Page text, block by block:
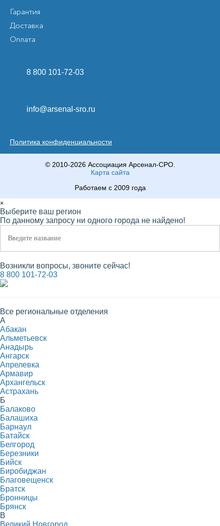
Политика конфиденциальности
Гарантия
Доставка
Оплата
8 800 101-72-03
info@arsenal-sro.ru
© 2010-2026 Ассоциация Арсенал-СРО.
Карта сайта
Работаем с 2009 года
×
Выберите ваш регион
По данному запросу ни одного города не найдено!
Возникли вопросы, звоните сейчас!
8 800 101-72-03
Все региональные отделения
А
Абакан
Альметьевск
Анадырь
Ангарск
Апрелевка
Армавир
Архангельск
Астрахань
Б
Балаково
Балашиха
Барнаул
Батайск
Белгород
Березники
Бийск
Биробиджан
Благовещенск
Братск
Бронницы
Брянск
В
Великий Новгород